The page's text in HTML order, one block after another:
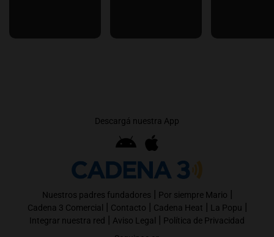
Descargá nuestra App
Nuestros padres fundadores | Por siempre Mario |
Cadena 3 Comercial | Contacto | Cadena Heat | La Popu |
Integrar nuestra red | Aviso Legal | Política de Privacidad